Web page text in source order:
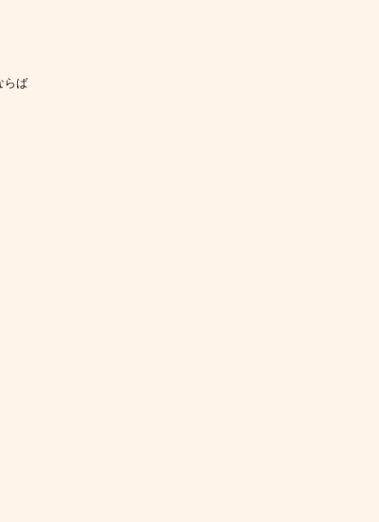
らば